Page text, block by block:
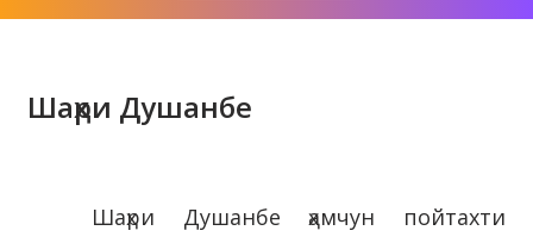
Шаҳри Душанбе
Шаҳри Душанбе ҳамчун пойтахти